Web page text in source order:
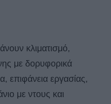
κλιματισμό,
με δορυφορικά
επιφάνεια εργασίας,
με ντους και